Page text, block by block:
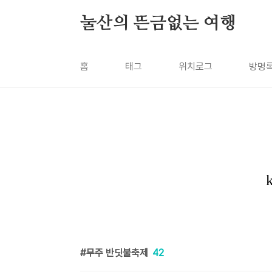
눌산의 뜬금없는 여행
홈 태그 위치로그 방명
무주 반딧불축제 42